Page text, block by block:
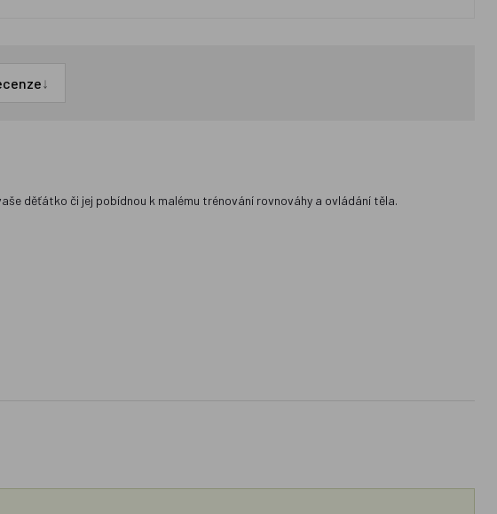
↓
děťátko či jej pobídnou k malému trénování rovnováhy a ovládání těla.